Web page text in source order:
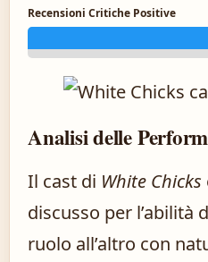
Recensioni Critiche Positive
Analisi delle
Il cast di White Chicks
discusso per l’abilità
ruolo all’altro con